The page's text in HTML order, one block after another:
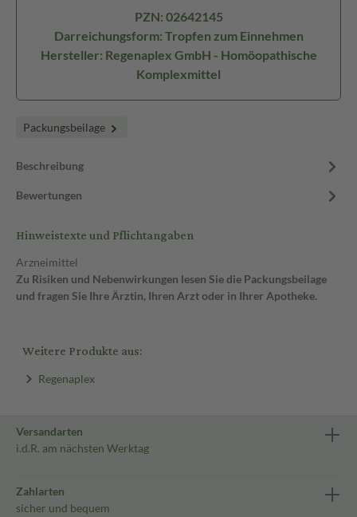
PZN: 02642145
Darreichungsform: Tropfen zum Einnehmen
Hersteller: Regenaplex GmbH - Homöopathische
Komplexmittel
Packungsbeilage
Beschreibung
Bewertungen
Hinweistexte und Pflichtangaben
Arzneimittel
Zu Risiken und Nebenwirkungen lesen Sie die Packungsbeilage
und fragen Sie Ihre Ärztin, Ihren Arzt oder in Ihrer Apotheke.
Weitere Produkte aus:
Regenaplex
Versandarten
i.d.R. am nächsten Werktag
Zahlarten
sicher und bequem